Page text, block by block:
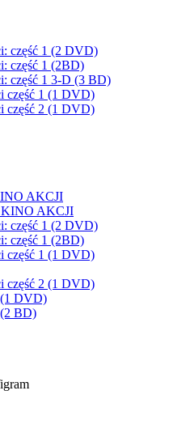
część 1 (2 DVD)
część 1 (2BD)
część 1 3-D (3 BD)
część 1 (1 DVD)
część 2 (1 DVD)
AKCJI
AKCJI
część 1 (2 DVD)
część 1 (2BD)
część 1 (1 DVD)
część 2 (1 DVD)
(1 DVD)
BD)